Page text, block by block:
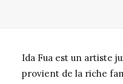
Ida Fua est un artiste
provient de la riche